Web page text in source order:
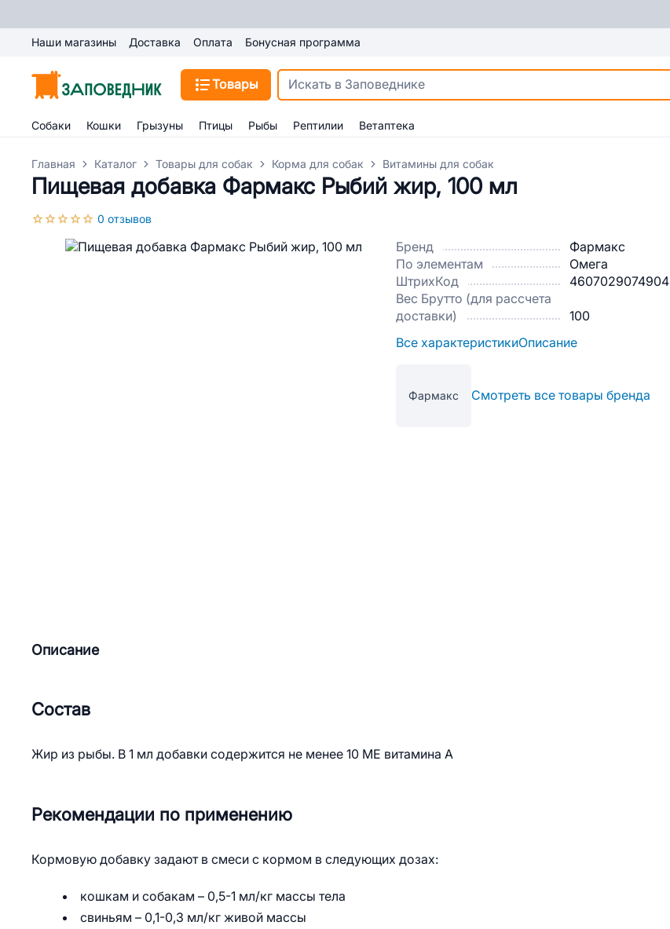
Наши магазины Доставка Оплата Бонусная программа
Товары
Собаки Кошки Грызуны Птицы Рыбы Рептилии Ветаптека
Главная Каталог Товары для собак Корма для собак Витамины для собак
Пищевая добавка Фармакс Рыбий жир, 100 мл
0 отзывов
Бренд
Фармакс
По элементам
Омега
ШтрихКод
4607029074904
Вес Брутто (для рассчета
доставки)
100
Все характеристикиОписание
Фармакс Смотреть все товары бренда
Описание
Состав
Жир из рыбы. В 1 мл добавки содержится не менее 10 МЕ витамина А
Рекомендации по применению
Кормовую добавку задают в смеси с кормом в следующих дозах:
кошкам и собакам – 0,5-1 мл/кг массы тела
свиньям – 0,1-0,3 мл/кг живой массы